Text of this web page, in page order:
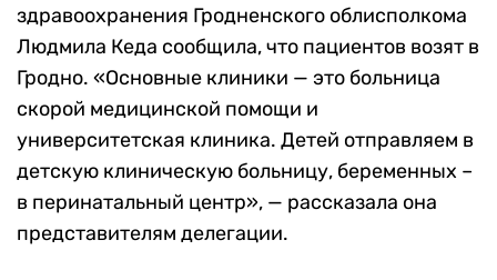
здравоохранения Гродненского облисполкома
Людмила Кеда сообщила, что пациентов возят в
Гродно. «Основные клиники — это больница
скорой медицинской помощи и
университетская клиника. Детей отправляем в
детскую клиническую больницу, беременных –
в перинатальный центр», — рассказала она
представителям делегации.